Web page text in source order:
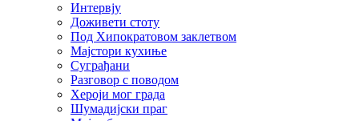
Интервју
Доживети стоту
Под Хипократовом заклетвом
Мајстори кухиње
Суграђани
Разговор с поводом
Хероји мог града
Шумадијски праг